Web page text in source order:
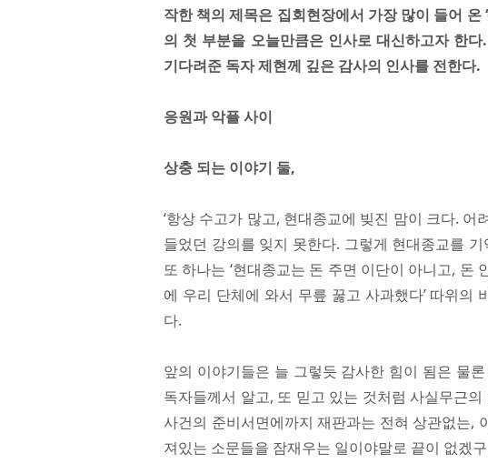
작한 책의 제목은 집회현장에서 가장 많이 들어 온
의 첫 부분을 오늘만큼은 인사로 대신하고자 한
기다려준 독자 제현께 깊은 감사의 인사를 전한다.
응원과 악플 사이
상충 되는 이야기 둘,
‘항상 수고가 많고, 현대종교에 빚진 맘이 크다.
들었던 강의를 잊지 못한다. 그렇게 현대종교를
또 하나는 ‘현대종교는 돈 주면 이단이 아니고, 돈
에 우리 단체에 와서 무릎 꿇고 사과했다’ 따위의
다.
앞의 이야기들은 늘 그렇듯 감사한 힘이 됨은 물
독자들께서 알고, 또 믿고 있는 것처럼 사실무근
사건의 준비서면에까지 재판과는 전혀 상관없는,
져있는 소문들을 잠재우는 일이야말로 끝이 없겠